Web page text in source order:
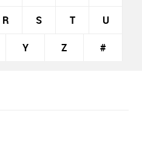
R S T U
Y Z #